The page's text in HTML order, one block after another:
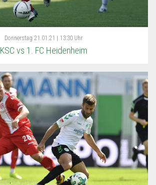
Donnerstag 21.01.21 | 13:30 Uhr
KSC vs 1. FC Heidenheim